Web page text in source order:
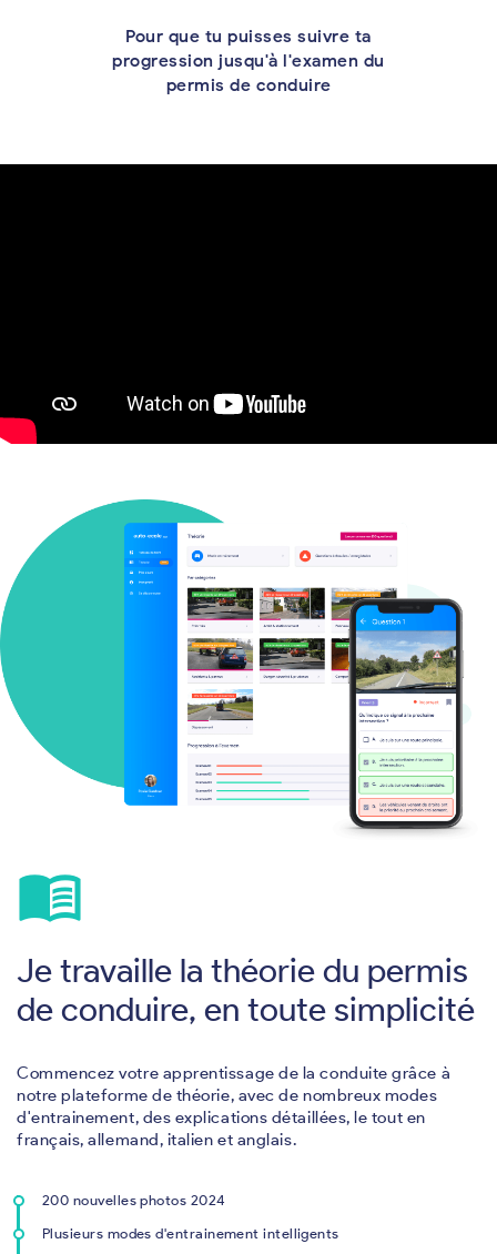
Pour que tu puisses suivre ta
progression jusqu'à l'examen du
permis de conduire
menu_book
Je travaille la théorie du permis
de conduire, en toute simplicité
Commencez votre apprentissage de la conduite grâce à
notre plateforme de théorie, avec de nombreux modes
d'entrainement, des explications détaillées, le tout en
français, allemand, italien et anglais.
200 nouvelles photos 2024
Plusieurs modes d'entrainement intelligents